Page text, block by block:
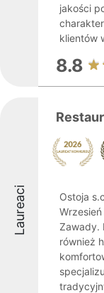
jakości
klientów
8.8
Laureaci
Ostoja
Zawady.
również